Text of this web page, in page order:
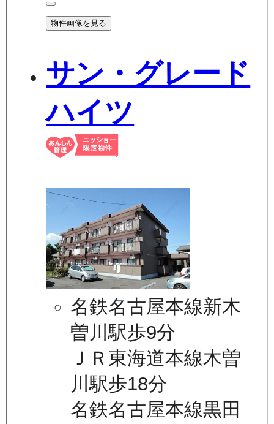
物件画像を見る
サン・グレード
ハイツ
名鉄名古屋本線新木
曽川駅歩9分
ＪＲ東海道本線木曽
川駅歩18分
名鉄名古屋本線黒田